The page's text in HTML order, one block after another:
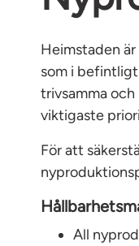
Heimstaden
som i
trivsamma
viktigaste
För att
All